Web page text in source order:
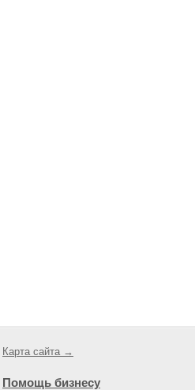
Карта сайта →
Помощь бизнесу